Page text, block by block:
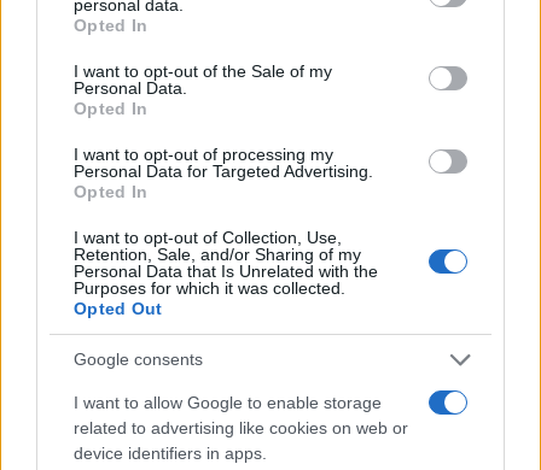
grant or deny consent to Google and its third-party tags to
use your data for below specified purposes in below Google
consent section.
personal data.
Opted In
I want to opt-out of the Sale of my
Personal Data.
Opted In
I want to opt-out of processing my
Personal Data for Targeted Advertising.
Opted In
I want to opt-out of Collection, Use,
Retention, Sale, and/or Sharing of my
Personal Data that Is Unrelated with the
Purposes for which it was collected.
Opted Out
Google consents
I want to allow Google to enable storage
related to advertising like cookies on web or
device identifiers in apps.
evitar que los más pequeños se cansen
safari sólo un par de días.
cualquiera que planee experimentar la
magnífica experiencia de un
Es un touroperador especializado que garantiza
las vacaciones de ensueño. En el sitio se pueden
encontrar todos los documentos relacionados
con las autorizaciones que han sido emitidas por
el gobierno del país, demostrando el
cumplimiento de las normas legales
proporcionadas. Con Primaland Safaris tienes la